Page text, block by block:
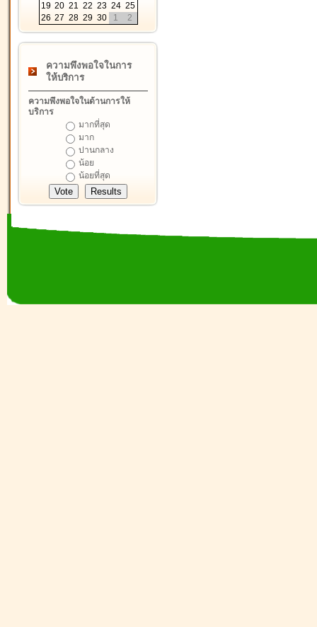
19 20 21 22 23 24 25
26 27 28 29 30 1 2
ความพึงพอใจในการ
ให้บริการ
ความพึงพอใจในด้านการให้
บริการ
มากที่สุด
มาก
ปานกลาง
น้อย
น้อยที่สุด